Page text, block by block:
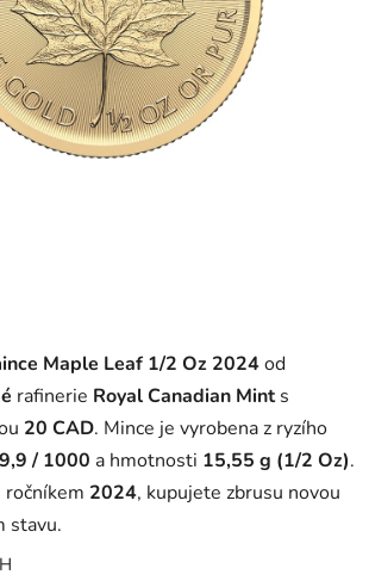
Maple Leaf 1/2 Oz 2024od
rafinerie Royal Canadian Mints
20 CAD. Mince je vyrobena z ryzího
/ 1000 a hmotnosti 15,55 g (1/2 Oz).
ročníkem 2024, kupujete zbrusu novou
stavu.